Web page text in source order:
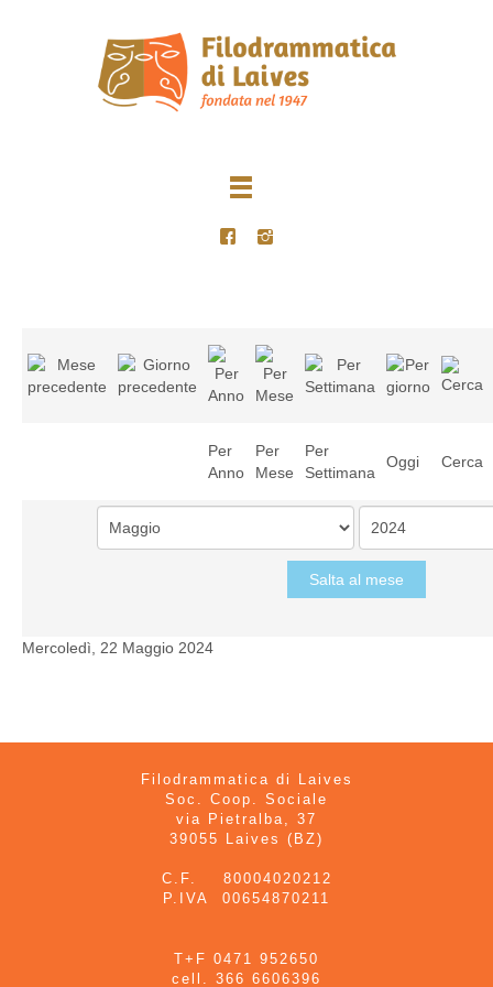
Per
Anno
Per
Mese
Per
Settimana
Oggi Cerca
Salta al mese
Mercoledì, 22 Maggio 2024
Filodrammatica di Laives
Soc. Coop. Sociale
via Pietralba, 37
39055 Laives (BZ)
C.F. 80004020212
P.IVA 00654870211
T+F 0471 952650
cell. 366 6606396